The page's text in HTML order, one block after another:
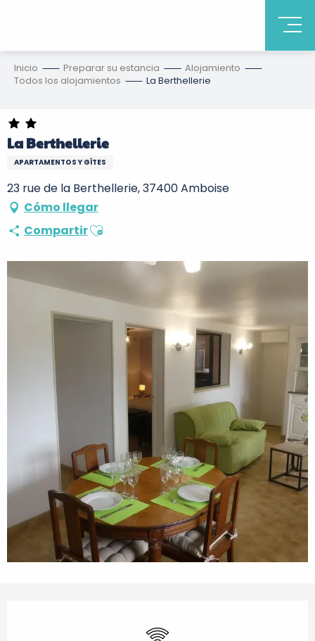
Inicio Preparar su estancia
Alojamiento
Todos los alojamientos
La Berthellerie
La Berthellerie
APARTAMENTOS Y GÎTES
23 rue de la Berthellerie, 37400 Amboise
Cómo llegar
CompartirAjouter aux favoris
Wifi